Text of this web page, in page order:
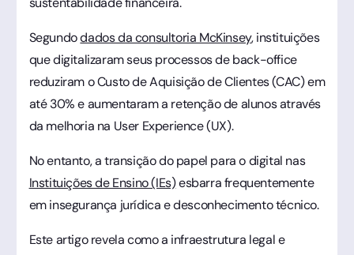
Segundodados da consultoria McKinsey, instituições
que digitalizaram seus processos de back-office
reduziram o Custo de Aquisição de Clientes (CAC) em
até 30% e aumentaram a retenção de alunos através
da melhoria na User Experience (UX).
No entanto, a transição do papel para o digital nas
Instituições de Ensino (IEs)esbarra frequentemente
em insegurança jurídica e desconhecimento técnico.
Este artigo revela como a infraestrutura legal e